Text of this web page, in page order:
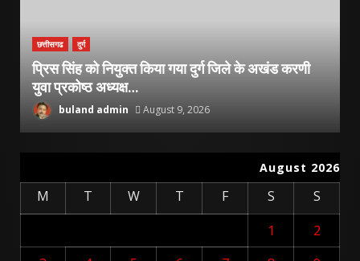
छत्तीसगढ दुर्ग
प्रिस सिंह को नियुक्त किया गया दुर्ग जिले के अखंड करणी
युवा प्रकोष्ठ अध्यक्ष…
buland admin August 9, 2026
August 2026
M T W T F S
S
1
2